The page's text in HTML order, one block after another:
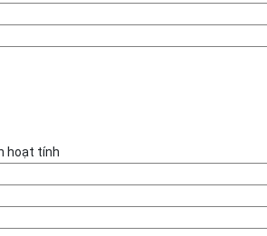
hoạt tính